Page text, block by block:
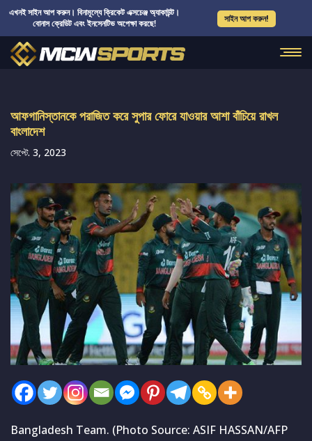
এখনই সাইন আপ করুন। বিনামূল্যে ক্রিকেট এক্সচেঞ্জ অ্যাকাউন্ট।
বোনাস ক্রেডিট এবং ইনসেনটিভ অপেক্ষা করছে!
সাইন আপ করুন!
আফগানিস্তানকে পরাজিত করে সুপার ফোরে যাওয়ার আশা বাঁচিয়ে রাখল
বাংলাদেশ
সেপ্টে. 3, 2023
Bangladesh Team. (Photo Source: ASIF HASSAN/AFP